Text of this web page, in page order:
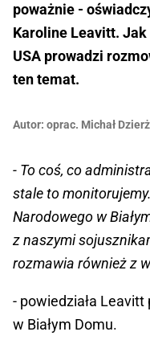
poważnie -
Karoline Leavitt.
USA prowadzi
ten temat.
Autor: oprac. Michał
- To coś, co
stale to
Narodowego w
z naszymi
rozmawia również z
- powiedziała
w Białym Domu.